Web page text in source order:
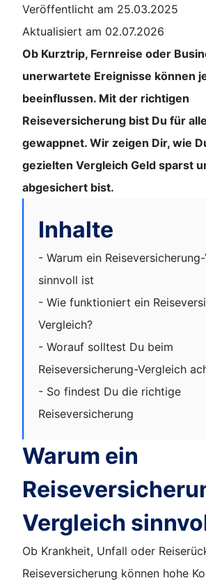
Veröffentlicht am 25.03.2025
Aktualisiert am 02.07.2026
Ob Kurztrip, Fernreise oder
unerwartete Ereignisse können
beeinflussen. Mit der richtigen
Reiseversicherung bist Du für
gewappnet. Wir zeigen Dir, wie
gezielten Vergleich Geld sparst
abgesichert bist.
Inhalte
- Warum ein
sinnvoll ist
- Wie funktioniert ein
Vergleich?
- Worauf solltest Du beim
Reiseversicherung-Vergleich
- So findest Du die richtige
Reiseversicherung
Warum ein
Vergleich
Ob Krankheit, Unfall oder
Reiseversicherung können hohe